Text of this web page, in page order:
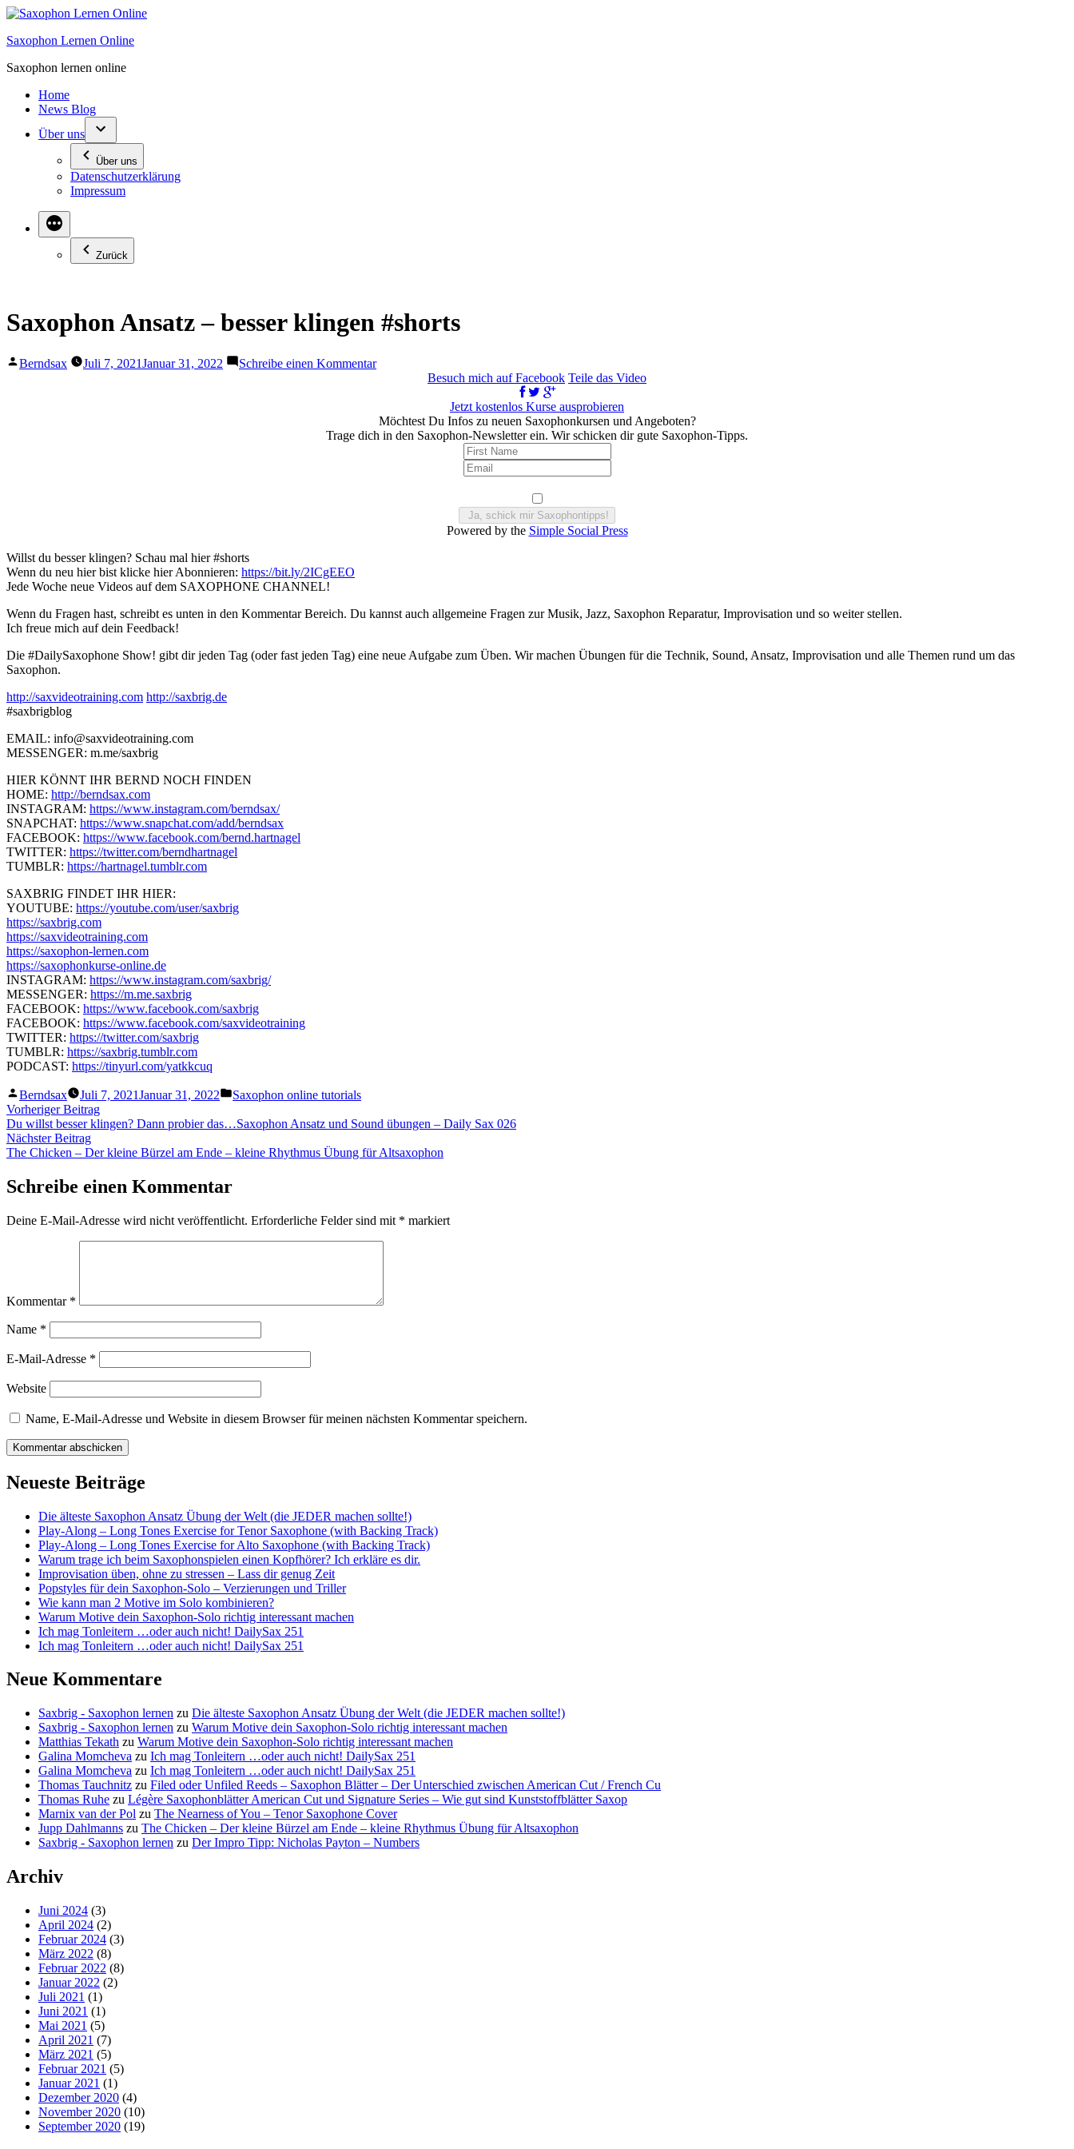
Zum
springen
Saxophon Lernen Online
Saxophon lernen online
Home
News Blog
Über uns
Über uns
Datenschutzerklärung
Impressum
Zurück
Saxophon Ansatz – besser klingen #shorts
Veröffentlicht
Berndsax Juli 7, 2021Januar 31, 2022 Schreibe einen Kommentarzu
besser
klingen
Besuch mich auf Facebook Teile das Video
Jetzt kostenlos Kurse ausprobieren
Möchtest Du Infos zu neuen Saxophonkursen und Angeboten?
Trage dich in den Saxophon-Newsletter ein. Wir schicken dir gute Saxophon-Tipps.
Powered by the Simple Social Press
Willst du besser klingen? Schau mal hier #shorts
Wenn du neu hier bist klicke hier Abonnieren: https://bit.ly/2ICgEEO
Jede Woche neue Videos auf dem SAXOPHONE CHANNEL!
Wenn du Fragen hast, schreibt es unten in den Kommentar Bereich. Du kannst auch allgemeine Fragen zur Musik, Jazz, Saxophon Reparatur, Improvisation und so weiter stellen.
Ich freue mich auf dein Feedback!
Die #DailySaxophone Show! gibt dir jeden Tag (oder fast jeden Tag) eine neue Aufgabe zum Üben. Wir machen Übungen für die Technik, Sound, Ansatz, Improvisation und alle Themen rund um das
Saxophon.
http://saxvideotraining.com http://saxbrig.de
#saxbrigblog
EMAIL: info@saxvideotraining.com
MESSENGER: m.me/saxbrig
HIER KÖNNT IHR BERND NOCH FINDEN
HOME: http://berndsax.com
INSTAGRAM: https://www.instagram.com/berndsax/
SNAPCHAT: https://www.snapchat.com/add/berndsax
FACEBOOK: https://www.facebook.com/bernd.hartnagel
TWITTER: https://twitter.com/berndhartnagel
TUMBLR: https://hartnagel.tumblr.com
SAXBRIG FINDET IHR HIER:
YOUTUBE: https://youtube.com/user/saxbrig
https://saxbrig.com
https://saxvideotraining.com
https://saxophon-lernen.com
https://saxophonkurse-online.de
INSTAGRAM: https://www.instagram.com/saxbrig/
MESSENGER: https://m.me.saxbrig
FACEBOOK: https://www.facebook.com/saxbrig
FACEBOOK: https://www.facebook.com/saxvideotraining
TWITTER: https://twitter.com/saxbrig
TUMBLR: https://saxbrig.tumblr.com
PODCAST: https://tinyurl.com/yatkkcuq
Veröffentlicht
von
Berndsax Juli 7, 2021Januar 31, 2022
Veröffentlicht
Saxophon online tutorials
Beitragsnavigation
Vorheriger BeitragVorheriger
Beitrag:
Du willst besser klingen? Dann probier das…Saxophon Ansatz und Sound übungen – Daily Sax 026
Nächster BeitragNächster
Beitrag:
The Chicken – Der kleine Bürzel am Ende – kleine Rhythmus Übung für Altsaxophon
Schreibe einen Kommentar
Deine E-Mail-Adresse wird nicht veröffentlicht. Erforderliche Felder sind mit * markiert
Kommentar *
Name *
E-Mail-Adresse *
Website
Name, E-Mail-Adresse und Website in diesem Browser für meinen nächsten Kommentar speichern.
Neueste Beiträge
Die älteste Saxophon Ansatz Übung der Welt (die JEDER machen sollte!)
Play-Along – Long Tones Exercise for Tenor Saxophone (with Backing Track)
Play-Along – Long Tones Exercise for Alto Saxophone (with Backing Track)
Warum trage ich beim Saxophonspielen einen Kopfhörer? Ich erkläre es dir.
Improvisation üben, ohne zu stressen – Lass dir genug Zeit
Popstyles für dein Saxophon-Solo – Verzierungen und Triller
Wie kann man 2 Motive im Solo kombinieren?
Warum Motive dein Saxophon-Solo richtig interessant machen
Ich mag Tonleitern …oder auch nicht! DailySax 251
Ich mag Tonleitern …oder auch nicht! DailySax 251
Neue Kommentare
Saxbrig - Saxophon lernen zu Die älteste Saxophon Ansatz Übung der Welt (die JEDER machen sollte!)
Saxbrig - Saxophon lernen zu Warum Motive dein Saxophon-Solo richtig interessant machen
Matthias Tekath zu Warum Motive dein Saxophon-Solo richtig interessant machen
Galina Momcheva zu Ich mag Tonleitern …oder auch nicht! DailySax 251
Galina Momcheva zu Ich mag Tonleitern …oder auch nicht! DailySax 251
Thomas Tauchnitz zu Filed oder Unfiled Reeds – Saxophon Blätter – Der Unterschied zwischen American Cut / French Cu
Thomas Ruhe zu Légère Saxophonblätter American Cut und Signature Series – Wie gut sind Kunststoffblätter Saxop
Marnix van der Pol zu The Nearness of You – Tenor Saxophone Cover
Jupp Dahlmanns zu The Chicken – Der kleine Bürzel am Ende – kleine Rhythmus Übung für Altsaxophon
Saxbrig - Saxophon lernen zu Der Impro Tipp: Nicholas Payton – Numbers
Archiv
Juni 2024 (3)
April 2024 (2)
Februar 2024 (3)
März 2022 (8)
Februar 2022 (8)
Januar 2022 (2)
Juli 2021 (1)
Juni 2021 (1)
Mai 2021 (5)
April 2021 (7)
März 2021 (5)
Februar 2021 (5)
Januar 2021 (1)
Dezember 2020 (4)
November 2020 (10)
September 2020 (19)